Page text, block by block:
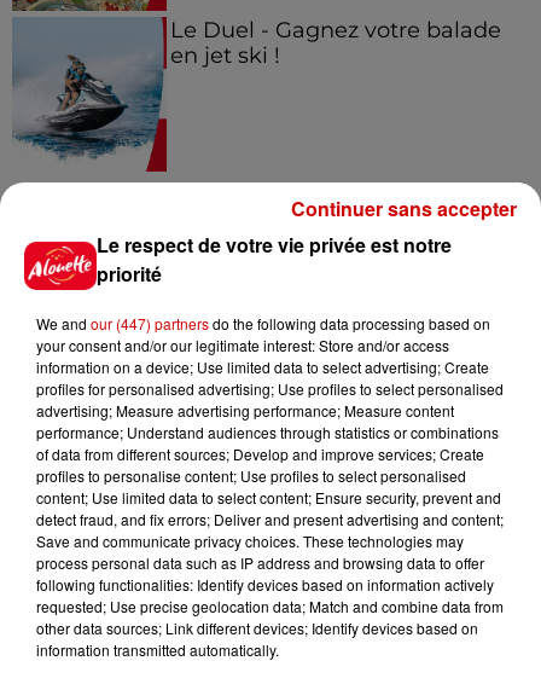
Le Duel - Gagnez votre balade
en jet ski !
Infos Voir plus
Un homme décède après une
noyade dans le Finistère
14h48
Vendre un chiot en animalerie
peut coûter très cher
14h03
Invasion de physalies sur des
Le respect de votre vie privée est notre
priorité
We and our (447) partnersdo the following data processing based on
your consent and/or our legitimate interest: Store and/or access
information on a device; Use limited data to select advertising; Create
profiles for personalised advertising; Use profiles to select personalised
advertising; Measure advertising performance; Measure content
performance; Understand audiences through statistics or combinations
of data from different sources; Develop and improve services; Create
profiles to personalise content; Use profiles to select personalised
content; Use limited data to select content; Ensure security, prevent and
detect fraud, and fix errors; Deliver and present advertising and content;
Save and communicate privacy choices. These technologies may
process personal data such as IP address and browsing data to offer
following functionalities: Identify devices based on information actively
requested; Use precise geolocation data; Match and combine data from
other data sources; Link different devices; Identify devices based on
information transmitted automatically.
Continuer sans accepter